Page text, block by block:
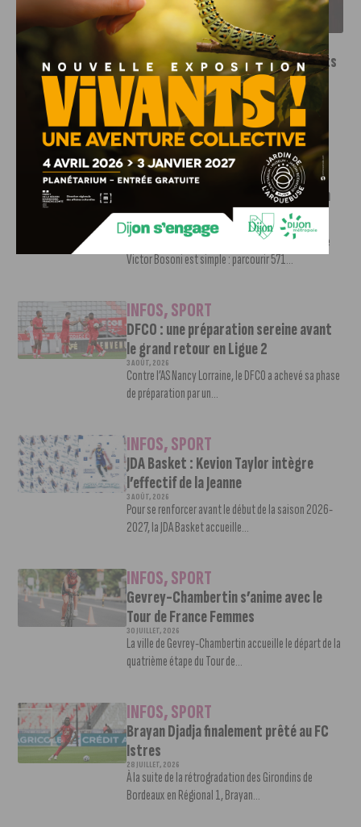
SAISON 2026-2027
INFOS,SPORT
Le DFCO dévoile ses nouveaux maillots
pour la saison 2026-2027
6 AOÛT, 2026
Le club dijonnais a présenté ses nouveaux maillots
pour son retour en Ligue 2....
INFOS,SPORT
Faire le tour de la Côte-d’Or à vélo en
trois jours : le défi de Victor Bosoni
5 AOÛT, 2026
Le challenge que s’apprête à relever l’ultra-cycliste
Victor Bosoni est simple : parcourir 571...
INFOS,SPORT
DFCO : une préparation sereine avant
le grand retour en Ligue 2
3 AOÛT, 2026
Contre l’AS Nancy Lorraine, le DFCO a achevé sa phase
de préparation par un...
INFOS,SPORT
JDA Basket : Kevion Taylor intègre
l’effectif de la Jeanne
3 AOÛT, 2026
Pour se renforcer avant le début de la saison 2026-
2027, la JDA Basket accueille...
INFOS,SPORT
Gevrey-Chambertin s’anime avec le
Tour de France Femmes
30 JUILLET, 2026
La ville de Gevrey-Chambertin accueille le départ de la
quatrième étape du Tour de...
INFOS,SPORT
Brayan Djadja finalement prêté au FC
Istres
28 JUILLET, 2026
À la suite de la rétrogradation des Girondins de
Bordeaux en Régional 1, Brayan...